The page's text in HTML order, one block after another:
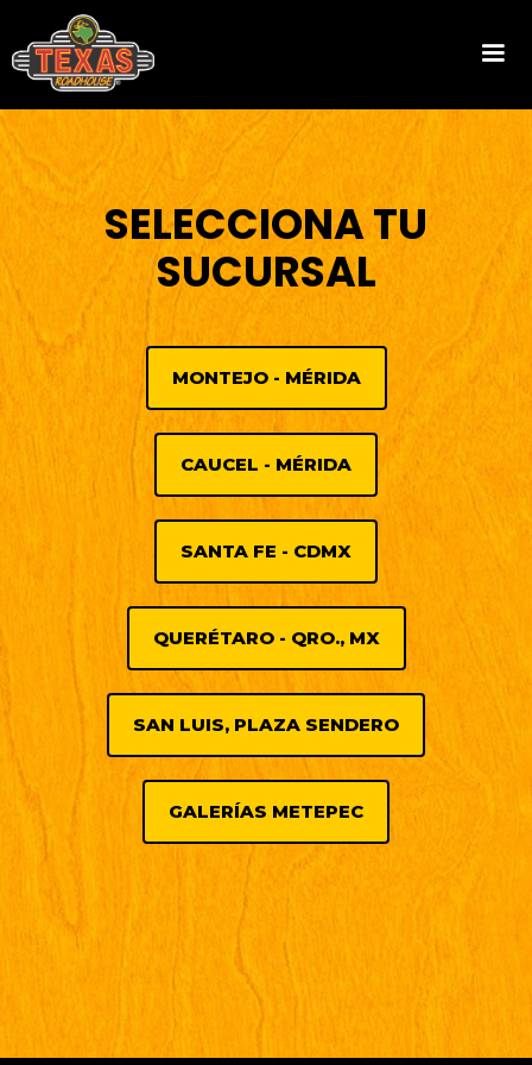
SELECCIONA TU
SUCURSAL
MONTEJO - MÉRIDA
CAUCEL - MÉRIDA
SANTA FE - CDMX
QUERÉTARO - QRO., MX
SAN LUIS, PLAZA SENDERO
GALERÍAS METEPEC